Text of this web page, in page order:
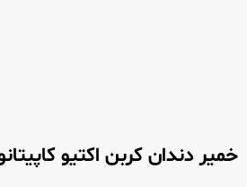
خمیر دندان کربن اکتیو